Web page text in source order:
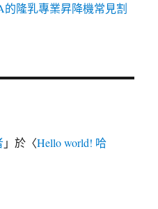
隆乳專業昇降機常見割
」於〈Hello world! 哈